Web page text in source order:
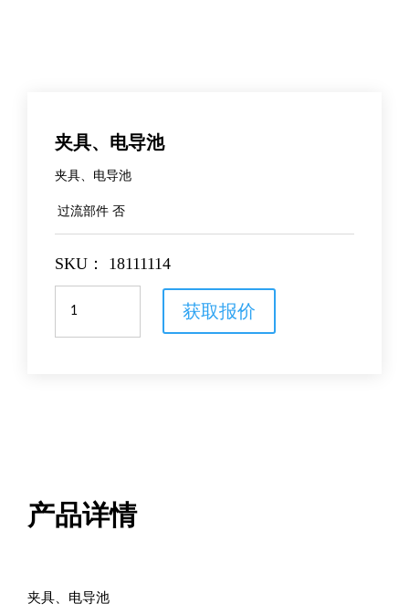
夹具、电导池
夹具、电导池
过流部件 否
SKU： 18111114
具、
获取报价
产品详情
夹具、电导池